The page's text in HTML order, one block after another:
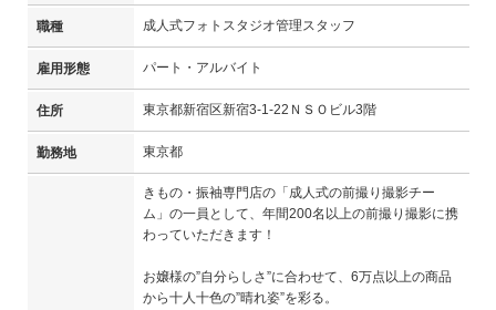
職種 成人式フォトスタジオ管理スタッフ
雇用形態 パート・アルバイト
住所 東京都新宿区新宿3-1-22ＮＳＯビル3階
勤務地 東京都
きもの・振袖専門店の「成人式の前撮り撮影チー
ム」の一員として、年間200名以上の前撮り撮影に携
わっていただきます！
お嬢様の”自分らしさ”に合わせて、6万点以上の商品
から十人十色の”晴れ姿”を彩る。